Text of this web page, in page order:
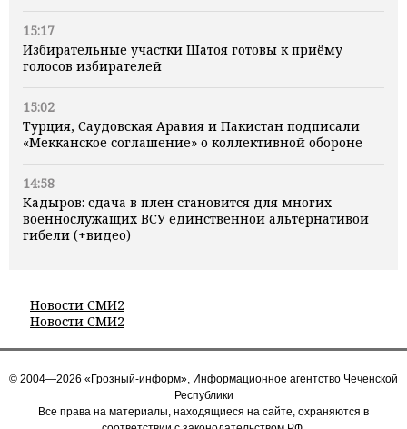
15:17
Избирательные участки Шатоя готовы к приёму
голосов избирателей
15:02
Турция, Саудовская Аравия и Пакистан подписали
«Мекканское соглашение» о коллективной обороне
14:58
Кадыров: сдача в плен становится для многих
военнослужащих ВСУ единственной альтернативой
гибели (+видео)
Новости СМИ2
Новости СМИ2
© 2004—2026 «Грозный-информ», Информационное агентство Чеченской
Республики
Все права на материалы, находящиеся на сайте, охраняются в